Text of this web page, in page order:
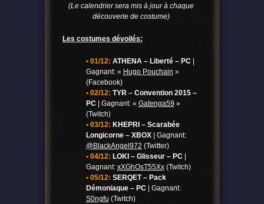
(Le calendrier sera mis à jour à chaque
découverte de costume)
Les costumes dévoilés:
• 01/12: ATHENA – Liberté – PC|
Gagnant: « Hugo Pouchain »
(Facebook)
• 02/12: TYR – Convention 2015 –
PC| Gagnant: « Gatenga59 »
(Twitch)
• 03/12: KHEPRI – Scarabée
Longicorne – XBOX| Gagnant:
@BlackAngel972 (Twitter)
• 04/12: LOKI – Glisseur – PC|
Gagnant: xXGhOsT55Xx(Twitch)
• 05/12: SERQET – Pack
Démoniaque – PC| Gagnant:
S0ngfu (Twitch)